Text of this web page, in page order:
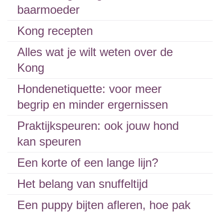
baarmoeder
Kong recepten
Alles wat je wilt weten over de
Kong
Hondenetiquette: voor meer
begrip en minder ergernissen
Praktijkspeuren: ook jouw hond
kan speuren
Een korte of een lange lijn?
Het belang van snuffeltijd
Een puppy bijten afleren, hoe pak